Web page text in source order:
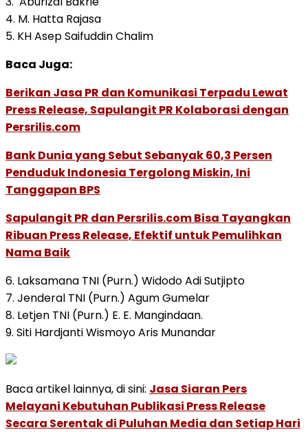
4. M. Hatta Rajasa
5. KH Asep Saifuddin Chalim
Baca Juga:
Berikan Jasa PR dan Komunikasi Terpadu Lewat
Press Release, Sapulangit PR Kolaborasi dengan
Persrilis.com
Bank Dunia yang Sebut Sebanyak 60,3 Persen
Penduduk Indonesia Tergolong Miskin, Ini
Tanggapan BPS
Sapulangit PR dan Persrilis.com Bisa Tayangkan
Ribuan Press Release, Efektif untuk Pemulihkan
Nama Baik
6. Laksamana TNI (Purn.) Widodo Adi Sutjipto
7. Jenderal TNI (Purn.) Agum Gumelar
8. Letjen TNI (Purn.) E. E. Mangindaan.
9. Siti Hardjanti Wismoyo Aris Munandar
Baca artikel lainnya, di sini: Jasa Siaran Pers
Melayani Kebutuhan Publikasi Press Release
Secara Serentak di Puluhan Media dan Setiap Hari